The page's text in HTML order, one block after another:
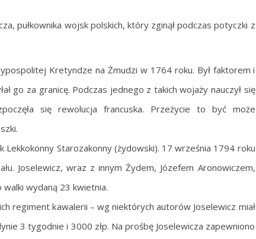
pułkownika wojsk polskich, który zginął podczas potyczki z
Kretyndze na Żmudzi w 1764 roku. Był faktorem i
go za granicę. Podczas jednego z takich wojaży nauczył się
się rewolucja francuska. Przeżycie to być może
Lekkokonny Starozakonny (żydowski). 17 września 1794 roku
Joselewicz, wraz z innym Żydem, Józefem Aronowiczem,
wydaną 23 kwietnia.
regiment kawalerii – wg niektórych autorów Joselewicz miał
3 tygodnie i 3000 złp. Na prośbę Joselewicza zapewniono